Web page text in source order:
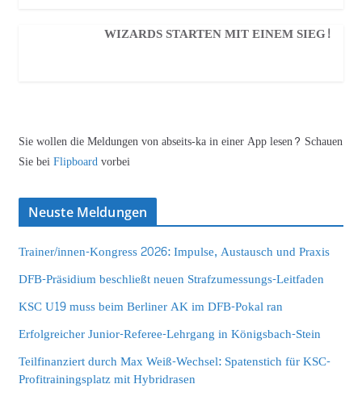
WIZARDS STARTEN MIT EINEM SIEG!
Sie wollen die Meldungen von abseits-ka in einer App lesen? Schauen
Sie beiFlipboardvorbei
Neuste Meldungen
Trainer/innen-Kongress 2026: Impulse, Austausch und Praxis
DFB-Präsidium beschließt neuen Strafzumessungs-Leitfaden
KSC U19 muss beim Berliner AK im DFB-Pokal ran
Erfolgreicher Junior-Referee-Lehrgang in Königsbach-Stein
Teilfinanziert durch Max Weiß-Wechsel: Spatenstich für KSC-
Profitrainingsplatz mit Hybridrasen